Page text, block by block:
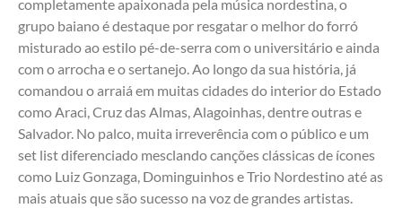
completamente apaixonada pela música nordestina, o
grupo baiano é destaque por resgatar o melhor do forró
misturado ao estilo pé-de-serra com o universitário e ainda
com o arrocha e o sertanejo. Ao longo da sua história, já
comandou o arraiá em muitas cidades do interior do Estado
como Araci, Cruz das Almas, Alagoinhas, dentre outras e
Salvador. No palco, muita irreverência com o público e um
set list diferenciado mesclando canções clássicas de ícones
como Luiz Gonzaga, Dominguinhos e Trio Nordestino até as
mais atuais que são sucesso na voz de grandes artistas.